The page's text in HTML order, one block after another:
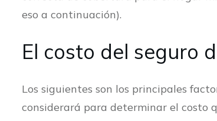
eso a continuación).
El costo del seguro
Los siguientes son los principales
considerará para determinar el costo